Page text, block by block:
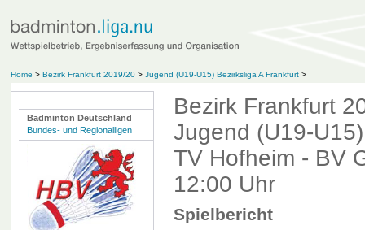
Home > Bezirk Frankfurt 2019/20 > Jugend (U19-U15) Bezirksliga A Frankfurt >
Badminton Deutschland
Bundes- und Regionalligen
Bezirk Frankfurt
Jugend (U19-
TV Hofheim - BV
12:00 Uhr
Spielbericht